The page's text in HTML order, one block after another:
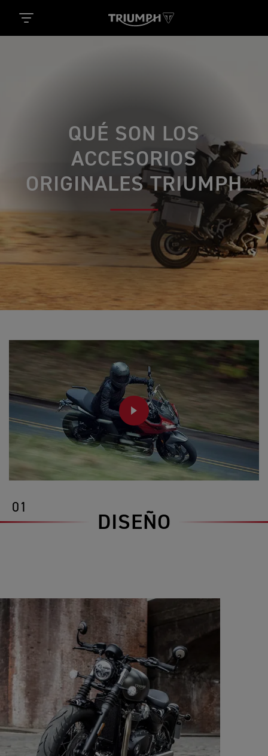
QUÉ SON LOS
ACCESORIOS
ORIGINALES TRIUMPH
PLAY
01
DISEÑO